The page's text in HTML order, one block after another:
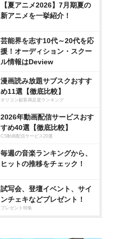
【夏アニメ2026】7月期夏の
新アニメを一挙紹介！
芸能界を志す10代～20代を応
援！オーディション・スクー
ル情報はDeview
漫画読み放題サブスクおすす
め11選【徹底比較】
オリコン顧客満足度ランキング
2026年動画配信サービスおす
すめ40選【徹底比較】
CS動画配信サービス20選
毎週の音楽ランキングから、
ヒットの推移をチェック！
試写会、登壇イベント、サイ
ンチェキなどプレゼント！
プレゼント特集